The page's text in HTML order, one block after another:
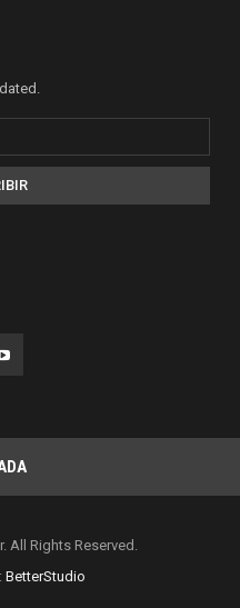
All Rights Reserved.
BetterStudio